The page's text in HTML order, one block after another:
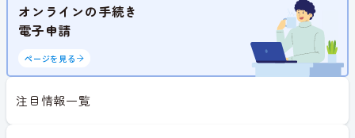
オンラインの手続き
電子申請
ページを見る
注目情報一覧